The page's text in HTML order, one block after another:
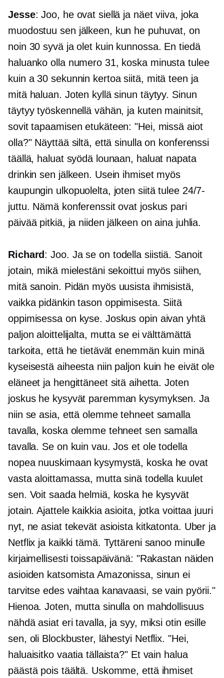
Jesse: Joo, he ovat siellä ja näet viiva, joka
muodostuu sen jälkeen, kun he puhuvat, on
noin 30 syvä ja olet kuin kunnossa. En tiedä
haluanko olla numero 31, koska minusta tulee
kuin a30 sekunnin kertoa siitä, mitä teen ja
mitä haluan. Joten kyllä ​​sinun täytyy. Sinun
täytyy työskennellä vähän, ja kuten mainitsit,
sovit tapaamisen etukäteen: "Hei, missä aiot
olla?" Näyttää siltä, ​​että sinulla on konferenssi
täällä, haluat syödä lounaan, haluat napata
drinkin sen jälkeen. Usein ihmiset myös
kaupungin ulkopuolelta, joten siitä tulee 24/7-
juttu. Nämä konferenssit ovat joskus pari
päivää pitkiä, ja niiden jälkeen on aina juhlia.
Richard: Joo. Ja se on todella siistiä. Sanoit
jotain, mikä mielestäni sekoittui myös siihen,
mitä sanoin. Pidän myös uusista ihmisistä,
vaikka pidänkin tason oppimisesta. Siitä
oppimisessa on kyse. Joskus opin aivan yhtä
paljon aloittelijalta, mutta se ei välttämättä
tarkoita, että he tietävät enemmän kuin minä
kyseisestä aiheesta niin paljon kuin he eivät ole
eläneet ja hengittäneet sitä aihetta. Joten
joskus he kysyvät paremman kysymyksen. Ja
niin se asia, että olemme tehneet samalla
tavalla, koska olemme tehneet sen samalla
tavalla. Se on kuin vau. Jos et ole todella
nopea nuuskimaan kysymystä, koska he ovat
vasta aloittamassa, mutta sinä todella kuulet
sen. Voit saada helmiä, koska he kysyvät
jotain. Ajattele kaikkia asioita, jotka voittaa juuri
nyt, ne asiat tekevät asioista kitkatonta. Uber ja
Netflix ja kaikki tämä. Tyttäreni sanoo minulle
kirjaimellisesti toissapäivänä: "Rakastan näiden
asioiden katsomista Amazonissa, sinun ei
tarvitse edes vaihtaa kanavaasi, se vain pyörii."
Hienoa. Joten, mutta sinulla on mahdollisuus
nähdä asiat eri tavalla, ja syy, miksi otin esille
sen, oli Blockbuster, lähestyi Netflix. "Hei,
haluaisitko vaatia tällaista?" Et vain halua
päästä pois täältä. Uskomme, että ihmiset